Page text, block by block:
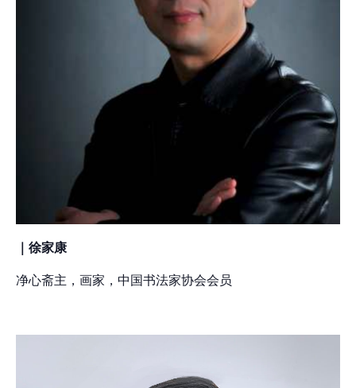
｜徐家康
净心斋主，画家，中国书法家协会会员